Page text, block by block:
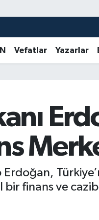
Vefatlar Yazarlar
finans ve